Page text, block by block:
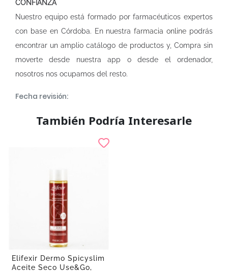
CONFIANZA
Nuestro equipo está formado por farmacéuticos expertos
con base en Córdoba. En nuestrafarmacia online podrás
encontrar un amplio catálogo de productos y, Compra sin
moverte desde nuestra app o desde el ordenador,
nosotros nos ocupamos del resto.
Fecha revisión:
También Podría Interesarle
Elifexir Dermo Spicyslim
Aceite Seco Use&Go,